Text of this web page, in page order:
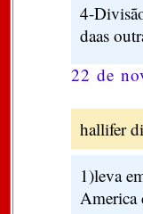
4-
daas
22 de
hallifer
1)leva
America